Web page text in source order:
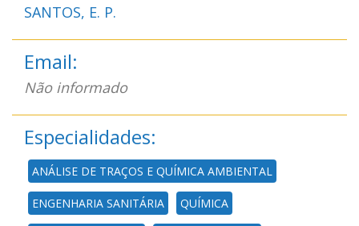
SANTOS, E. P.
Email:
Não informado
Especialidades:
ANÁLISE DE TRAÇOS E QUÍMICA AMBIENTAL
ENGENHARIA SANITÁRIA QUÍMICA